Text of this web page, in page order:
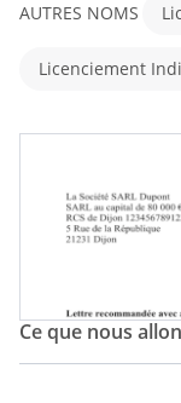
AUTRES NOMS
Licenciement
Ce que nous